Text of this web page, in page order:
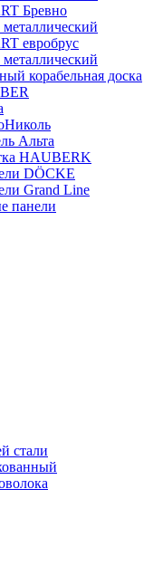
Бревно
евробрус
корабельная доска
Альта
HAUBERK
DÖCKE
Grand Line
панели
стали